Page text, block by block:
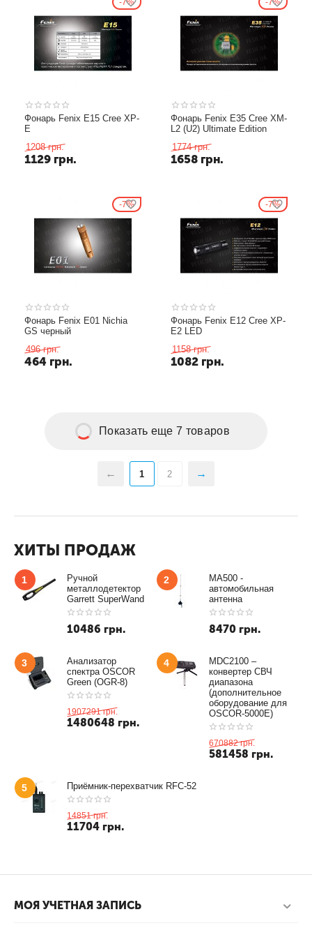
7%
Фонарь Fenix E15 Cree XP-
E
1208 грн.
1129 грн.
7%
Фонарь Fenix E35 Cree XM-
L2 (U2) Ultimate Edition
1774 грн.
1658 грн.
7%
Фонарь Fenix E01 Nichia
GS черный
496 грн.
464 грн.
7%
Фонарь Fenix E12 Cree XP-
E2 LED
1158 грн.
1082 грн.
Показать еще 7 товаров
1 2
ХИТЫ ПРОДАЖ
1
Ручной
металлодетектор
Garrett SuperWand
10486 грн.
2
MA500 -
автомобильная
антенна
8470 грн.
3
Анализатор
спектра OSCOR
Green (OGR-8)
1907291 грн.
1480648 грн.
4
MDC2100 –
конвертер СВЧ
диапазона
(дополнительное
оборудование для
OSCOR-5000E)
670882 грн.
581458 грн.
5 Приёмник-перехватчик RFC-52
14851 грн.
11704 грн.
МОЯ УЧЕТНАЯ ЗАПИСЬ